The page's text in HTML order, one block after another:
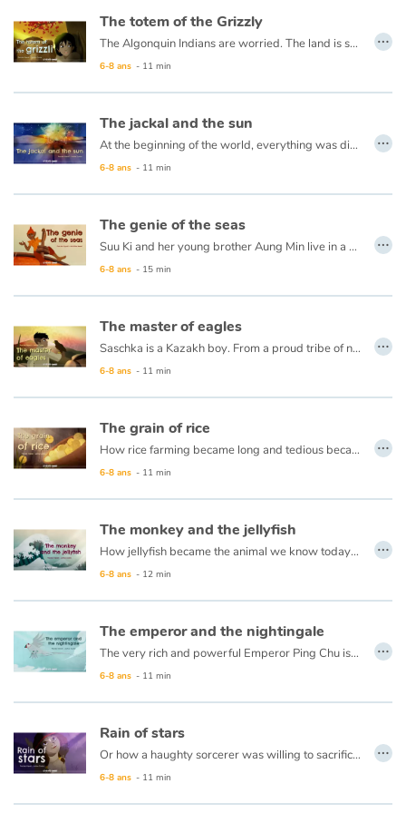
The totem of the Grizzly
The Algonquin Indians are worried. The land is so deeply asleep in the snow of the great winter that spring will not come. Prey is scarce, fishing is difficult in frozen lakes and food reserves are shrinking in the wigwams ... What to do? The elders say we should go in search of a legendary bear, the oldest grizzly of the forest. They say its power is so great that it can change the seasons ... The young Isha Bear Paw embarks on his trail ...
6-8 ans - 11 min
…
The jackal and the sun
At the beginning of the world, everything was different ... The sun did not yet live in the sky : it lived on earth, among beasts and flowers. But it was so hot that all fled, leaving the sun alone with its only friend, the jackal.
6-8 ans - 11 min
…
The genie of the seas
Suu Ki and her young brother Aung Min live in a peaceful fishing village on the Burmese coast. They spend all their free time looking for the treasures that the sea gives up on the beaches.
One day, they discover a grounded boat in a very bad state. But the next morning the children find it in the water, ready to take off! The wood of the hull whispers, the sails swell and the bewitched boat tells its story: it is a genie of the seas, on the way for a fabulous journey ...
6-8 ans - 15 min
…
The master of eagles
Saschka is a Kazakh boy. From a proud tribe of nomadic horsemen who planted their yurts at the foot of majestic mountains, he dreams to tame a golden eagle and hunt with him one day, like his father and his father's father. When he comes across a wounded eagle, he keeps it and tries to heal it. A wing hangs miserably, his father is formal: the bird will never be good for anything except to waddle awkwardly in the village and be the laughing stock of the families of hunters. But Saschka persists because it sees much more than that in the eyes of the bird ...
6-8 ans - 11 min
…
The grain of rice
How rice farming became long and tedious because of the laziness of a young boy ...
6-8 ans - 11 min
…
The monkey and the jellyfish
How jellyfish became the animal we know today ...
6-8 ans - 12 min
…
The emperor and the nightingale
The very rich and powerful Emperor Ping Chu is smiling again since a small nightingale became his friend and sings to warm his heart. However, when a distant sovereign offers him a mechanical bird made of gold and diamonds, the dazzled emperor abandons his little friend.
This story is also available in French:L'empereur et le rossignol
6-8 ans - 11 min
…
Rain of stars
Or how a haughty sorcerer was willing to sacrifice his village to fulfill his dreams of power, and caused the disappearance of the stars above the plain... Thanks to the bonds of peace and courage that unite its inhabitants, the village will have to convince Rain of Stars, the daughter of the Great Spirit, to bring back the stars in the vault of night.
6-8 ans - 11 min
…